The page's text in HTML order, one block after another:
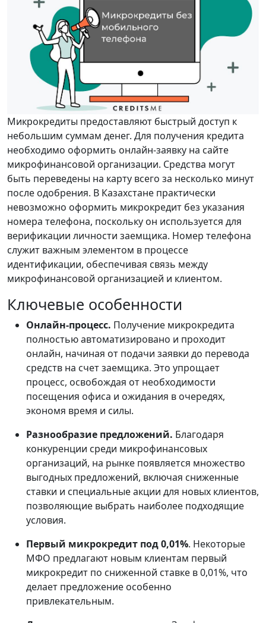
Микрокредиты предоставляют быстрый доступ к
небольшим суммам денег. Для получения кредита
необходимо оформить онлайн-заявку на сайте
микрофинансовой организации. Средства могут
быть переведены на карту всего за несколько минут
после одобрения. В Казахстане практически
невозможно оформить микрокредит без указания
номера телефона, поскольку он используется для
верификации личности заемщика. Номер телефона
служит важным элементом в процессе
идентификации, обеспечивая связь между
микрофинансовой организацией и клиентом.
Ключевые особенности
Онлайн-процесс. Получение микрокредита
полностью автоматизировано и проходит
онлайн, начиная от подачи заявки до перевода
средств на счет заемщика. Это упрощает
процесс, освобождая от необходимости
посещения офиса и ожидания в очередях,
экономя время и силы.
Разнообразие предложений. Благодаря
конкуренции среди микрофинансовых
организаций, на рынке появляется множество
выгодных предложений, включая сниженные
ставки и специальные акции для новых клиентов,
позволяющие выбрать наиболее подходящие
условия.
Первый микрокредит под 0,01%. Некоторые
МФО предлагают новым клиентам первый
микрокредит по сниженной ставке в 0,01%, что
делает предложение особенно
привлекательным.